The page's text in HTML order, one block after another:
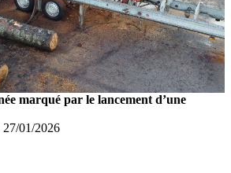
marqué par le lancement d’une
27/01/2026